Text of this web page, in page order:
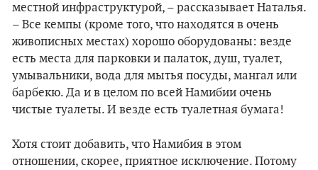
местной инфраструктурой, – рассказывает Наталья.
– Все кемпы (кроме того, что находятся в очень
живописных местах) хорошо оборудованы: везде
есть места для парковки и палаток, душ, туалет,
умывальники, вода для мытья посуды, мангал или
барбекю. Да и в целом по всей Намибии очень
чистые туалеты. И везде есть туалетная бумага!
Хотя стоит добавить, что Намибия в этом
отношении, скорее, приятное исключение. Потому